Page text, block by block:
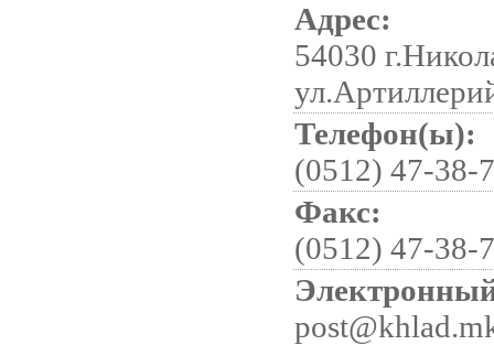
Адрес:
54030
Телефон(ы):
(0512) 47-38-
Факс:
(0512) 47-38-